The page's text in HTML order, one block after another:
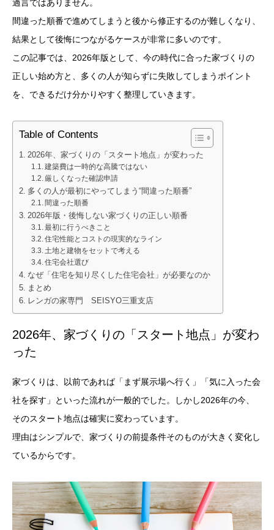
過言ではありません。
間違った順番で進めてしまうと後から修正するのが難しくなり、
結果として後悔につながるケースが非常に多いのです。
この記事では、2026年版として、今の時代に合った家づくりの
正しい始め方と、多くの人が知らずに失敗してしまうポイント
を、できるだけ分かりやすく整理していきます。
Table of Contents
2026年、家づくりの「スタート地点」が変わった
建築費は一時的な高騰ではない
厳しくなった確認申請
多くの人が最初にやってしまう“間違った順番”
間違った順番
2026年版・後悔しない家づくりの正しい順番
最初に行うべきこと
住宅性能とコストの現実的なライン
土地と建物をセットで考える
住宅会社選び
なぜ「住宅を知り尽くした住宅会社」が必要なのか
まとめ
レンガの家専門 SEISYO三重支店
2026年、家づくりの「スタート地点」が変わ
った
家づくりは、以前であれば「まず展示場へ行く」「気に入った会
社を探す」といった流れが一般的でした。しかし2026年の今、
そのスタート地点は確実に変わっています。
理由はシンプルで、家づくりの前提条件そのものが大きく変化し
ているからです。